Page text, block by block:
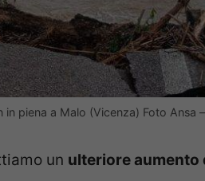
piena a Malo (Vicenza) Foto Ansa
un ulteriore aumento